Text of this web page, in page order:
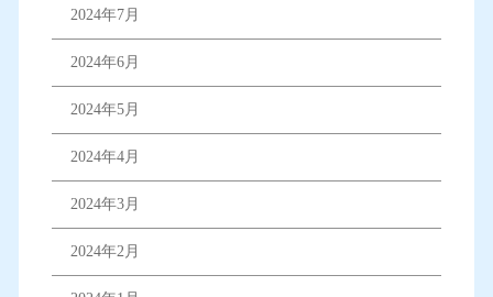
2024年7月
2024年6月
2024年5月
2024年4月
2024年3月
2024年2月